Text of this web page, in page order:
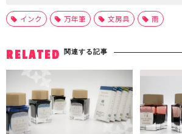
インク 万年筆 文房具 雨
RELATED 関連する記事